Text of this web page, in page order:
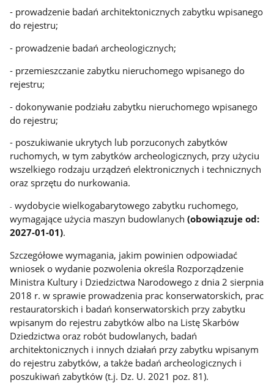
- prowadzenie badań architektonicznych zabytku wpisanego
do rejestru;
- prowadzenie badań archeologicznych;
- przemieszczanie zabytku nieruchomego wpisanego do
rejestru;
- dokonywanie podziału zabytku nieruchomego wpisanego
do rejestru;
- poszukiwanie ukrytych lub porzuconych zabytków
ruchomych, w tym zabytków archeologicznych, przy użyciu
wszelkiego rodzaju urządzeń elektronicznych i technicznych
oraz sprzętu do nurkowania.
- wydobycie wielkogabarytowego zabytku ruchomego,
wymagające użycia maszyn budowlanych(obowiązuje od:
2027-01-01).
Szczegółowe wymagania, jakim powinien odpowiadać
wniosek o wydanie pozwolenia określa Rozporządzenie
Ministra Kultury i Dziedzictwa Narodowego z dnia 2 sierpnia
2018 r. w sprawie prowadzenia prac konserwatorskich, prac
restauratorskich i badań konserwatorskich przy zabytku
wpisanym do rejestru zabytków albo na Listę Skarbów
Dziedzictwa oraz robót budowlanych, badań
architektonicznych i innych działań przy zabytku wpisanym
do rejestru zabytków, a także badań archeologicznych i
poszukiwań zabytków (t.j. Dz. U. 2021 poz. 81).